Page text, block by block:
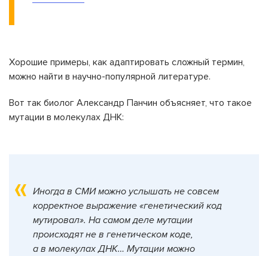
Хорошие примеры, как адаптировать сложный термин,
можно найти в научно-популярной литературе.
Вот так биолог Александр Панчин объясняет, что такое
мутации в молекулах ДНК:
Иногда в СМИ можно услышать не совсем
корректное выражение «генетический код
мутировал». На самом деле мутации
происходят не в генетическом коде,
а в молекулах ДНК… Мутации можно